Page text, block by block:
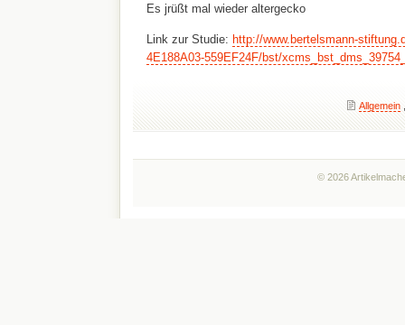
Es jrüßt mal wieder altergecko
Link zur Studie: http://www.bertelsmann-
4E188A03-559EF24F/bst/
Allgemein
© 2026